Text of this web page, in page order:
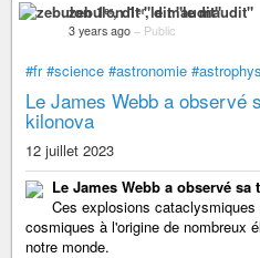
zebulon 1ᵉʳ, dit "le maudit"
3 years ago – Public
#fr #science #astronomie
Le James Webb a observé
kilonova
12 juillet 2023
Le James Webb a observé
Ces explosions
cosmiques à l'origine de nombreux
notre monde.